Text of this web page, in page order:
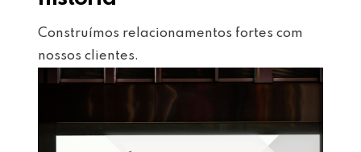
Construímos relacionamentos fortes com
nossos clientes.